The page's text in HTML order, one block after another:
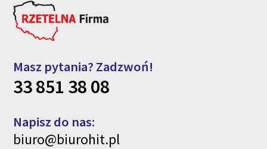
Masz pytania? Zadzwoń!
33 851 38 08
Napisz do nas:
biuro@biurohit.pl